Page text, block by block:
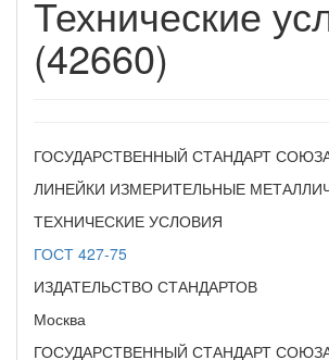
Технические
(42660)
ГОСУДАРСТВЕННЫЙ СТАНДАРТ
ЛИНЕЙКИ ИЗМЕРИТЕЛЬНЫЕ
ТЕХНИЧЕСКИЕ УСЛОВИЯ
ГОСТ 427-75
ИЗДАТЕЛЬСТВО СТАНДАРТОВ
Москва
ГОСУДАРСТВЕННЫЙ СТАНДАРТ